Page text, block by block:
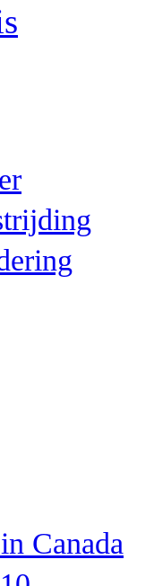
Canada